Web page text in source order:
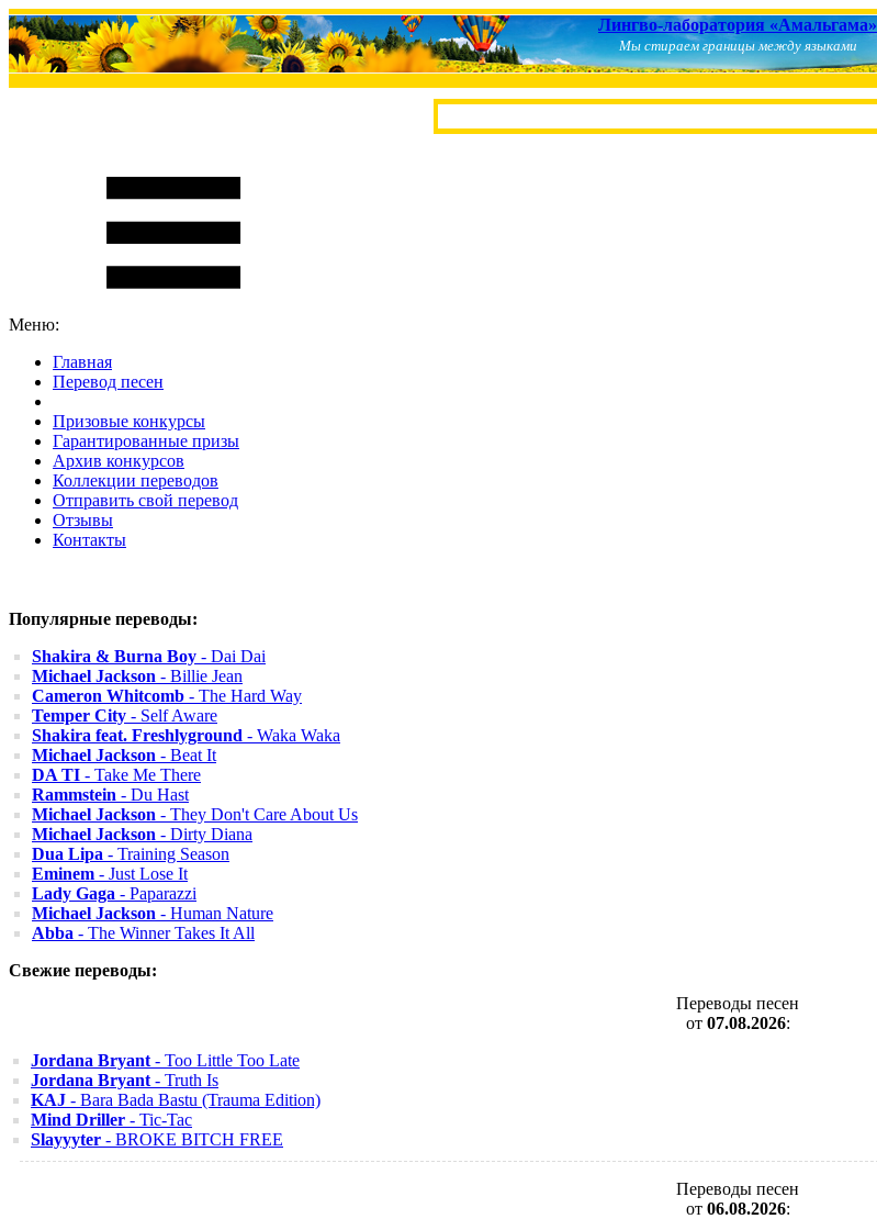
Лингво-лаборатория «Амальгама»
Мы стираем границы между языками
Меню:
Главная
Перевод песен
Призовые конкурсы
Гарантированные призы
Архив конкурсов
Коллекции переводов
Отправить свой перевод
Отзывы
Контакты
Популярные переводы:
Shakira & Burna Boy - Dai Dai
Michael Jackson - Billie Jean
Cameron Whitcomb - The Hard Way
Temper City - Self Aware
Shakira feat. Freshlyground - Waka Waka
Michael Jackson - Beat It
DA TI - Take Me There
Rammstein - Du Hast
Michael Jackson - They Don't Care About Us
Michael Jackson - Dirty Diana
Dua Lipa - Training Season
Eminem - Just Lose It
Lady Gaga - Paparazzi
Michael Jackson - Human Nature
Abba - The Winner Takes It All
Свежие переводы:
Переводы песен
от 07.08.2026:
Jordana Bryant - Too Little Too Late
Jordana Bryant - Truth Is
KAJ - Bara Bada Bastu (Trauma Edition)
Mind Driller - Tic-Tac
Slayyyter - BROKE BITCH FREE
Переводы песен
от 06.08.2026: